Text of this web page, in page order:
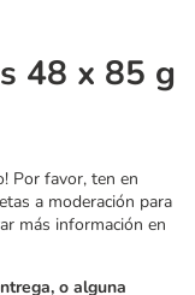
48 x 85 g
Por favor, ten en
a moderación para
más información en
o alguna